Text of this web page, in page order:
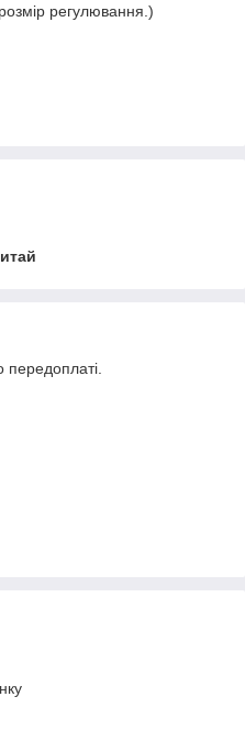
регулювання.)
передоплаті.